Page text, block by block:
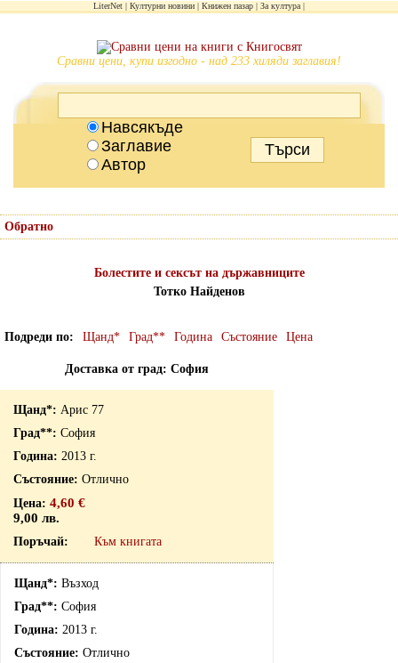
LiterNet Културни новини Книжен пазар За култура
Сравни цени, купи изгодно - над 233 хиляди заглавия!
Навсякъде
Заглавие
Автор
Обратно
Болестите и сексът на държавниците
Тотко Найденов
Подреди по Щанд* Град** Година Състояние Цена
Доставка от град: София
Арис 77
София
2013 г.
Отлично
4,60 €
9,00 лв.
Към книгата
Възход
София
2013 г.
Отлично